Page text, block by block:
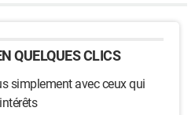
QUELQUES CLICS
simplement avec ceux qui